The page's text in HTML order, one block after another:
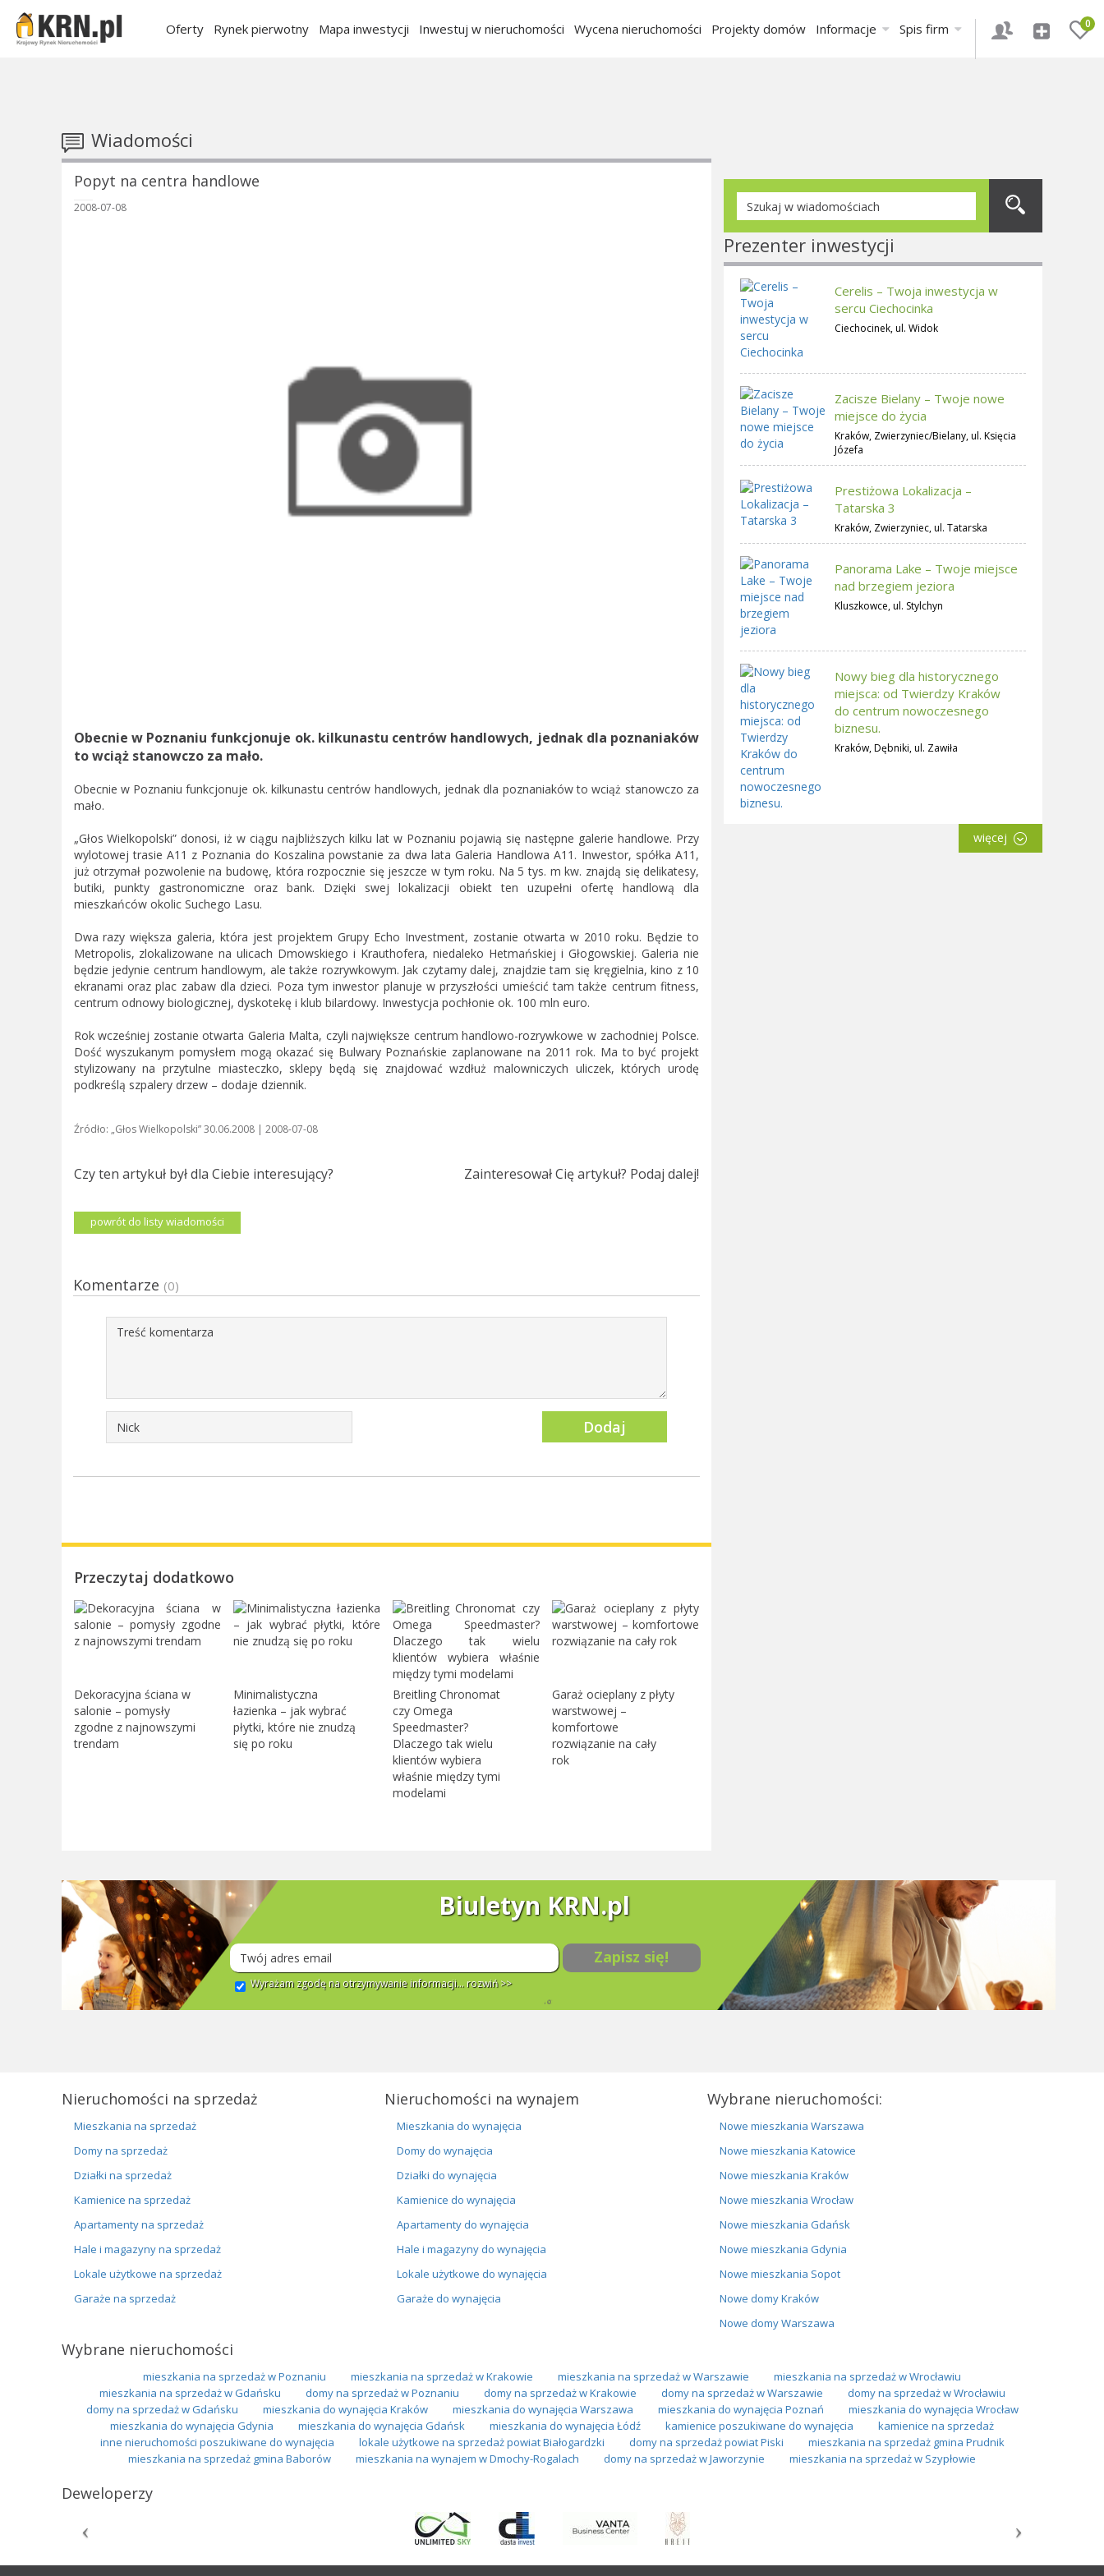
0
Oferty Rynek pierwotny Mapa inwestycji Inwestuj w nieruchomości Wycena nieruchomości Projekty domów Informacje Spis firm
Wiadomości
Popyt na centra handlowe
2008-07-08
Obecnie w Poznaniu funkcjonuje ok. kilkunastu centrów handlowych, jednak dla poznaniaków
to wciąż stanowczo za mało.
Obecnie w Poznaniu funkcjonuje ok. kilkunastu centrów handlowych, jednak dla poznaniaków to wciąż stanowczo za
mało.
„Głos Wielkopolski” donosi, iż w ciągu najbliższych kilku lat w Poznaniu pojawią się następne galerie handlowe. Przy
wylotowej trasie A11 z Poznania do Koszalina powstanie za dwa lata Galeria Handlowa A11. Inwestor, spółka A11,
już otrzymał pozwolenie na budowę, która rozpocznie się jeszcze w tym roku. Na 5 tys. m kw. znajdą się delikatesy,
butiki, punkty gastronomiczne oraz bank. Dzięki swej lokalizacji obiekt ten uzupełni ofertę handlową dla
mieszkańców okolic Suchego Lasu.
Dwa razy większa galeria, która jest projektem Grupy Echo Investment, zostanie otwarta w 2010 roku. Będzie to
Metropolis, zlokalizowane na ulicach Dmowskiego i Krauthofera, niedaleko Hetmańskiej i Głogowskiej. Galeria nie
będzie jedynie centrum handlowym, ale także rozrywkowym. Jak czytamy dalej, znajdzie tam się kręgielnia, kino z 10
ekranami oraz plac zabaw dla dzieci. Poza tym inwestor planuje w przyszłości umieścić tam także centrum fitness,
centrum odnowy biologicznej, dyskotekę i klub bilardowy. Inwestycja pochłonie ok. 100 mln euro.
Rok wcześniej zostanie otwarta Galeria Malta, czyli największe centrum handlowo-rozrywkowe w zachodniej Polsce.
Dość wyszukanym pomysłem mogą okazać się Bulwary Poznańskie zaplanowane na 2011 rok. Ma to być projekt
stylizowany na przytulne miasteczko, sklepy będą się znajdować wzdłuż malowniczych uliczek, których urodę
podkreślą szpalery drzew – dodaje dziennik.
Źródło: „Głos Wielkopolski” 30.06.2008 | 2008-07-08
Czy ten artykuł był dla Ciebie interesujący? Zainteresował Cię artykuł? Podaj dalej!
powrót do listy wiadomości
Komentarze (0)
Dodaj
Przeczytaj dodatkowo
Dekoracyjna ściana w
salonie – pomysły
zgodne z najnowszymi
trendam
Minimalistyczna
łazienka – jak wybrać
płytki, które nie znudzą
się po roku
Breitling Chronomat
czy Omega
Speedmaster?
Dlaczego tak wielu
klientów wybiera
właśnie między tymi
modelami
Garaż ocieplany z płyty
warstwowej –
komfortowe
rozwiązanie na cały
rok
Prezenter inwestycji
Cerelis – Twoja inwestycja w
sercu Ciechocinka
Ciechocinek, ul. Widok
Zacisze Bielany – Twoje nowe
miejsce do życia
Kraków, Zwierzyniec/Bielany, ul. Księcia
Józefa
Prestiżowa Lokalizacja –
Tatarska 3
Kraków, Zwierzyniec, ul. Tatarska
Panorama Lake – Twoje miejsce
nad brzegiem jeziora
Kluszkowce, ul. Stylchyn
Nowy bieg dla historycznego
miejsca: od Twierdzy Kraków
do centrum nowoczesnego
biznesu.
Kraków, Dębniki, ul. Zawiła
więcej
Biuletyn KRN.pl
Zapisz się!
Wyrażam zgodę na otrzymywanie informacji... rozwiń >>
Nieruchomości na sprzedaż
Mieszkania na sprzedaż
Domy na sprzedaż
Działki na sprzedaż
Kamienice na sprzedaż
Apartamenty na sprzedaż
Hale i magazyny na sprzedaż
Lokale użytkowe na sprzedaż
Garaże na sprzedaż
Nieruchomości na wynajem
Mieszkania do wynajęcia
Domy do wynajęcia
Działki do wynajęcia
Kamienice do wynajęcia
Apartamenty do wynajęcia
Hale i magazyny do wynajęcia
Lokale użytkowe do wynajęcia
Garaże do wynajęcia
Wybrane nieruchomości:
Nowe mieszkania Warszawa
Nowe mieszkania Katowice
Nowe mieszkania Kraków
Nowe mieszkania Wrocław
Nowe mieszkania Gdańsk
Nowe mieszkania Gdynia
Nowe mieszkania Sopot
Nowe domy Kraków
Nowe domy Warszawa
Wybrane nieruchomości
mieszkania na sprzedaż w Poznaniu mieszkania na sprzedaż w Krakowie mieszkania na sprzedaż w Warszawie
mieszkania na sprzedaż w Wrocławiu
mieszkania na sprzedaż w Gdańsku
domy na sprzedaż w Poznaniu domy na sprzedaż w Krakowie domy na sprzedaż w Warszawie
domy na sprzedaż w Wrocławiu
domy na sprzedaż w Gdańsku
mieszkania do wynajęcia Kraków mieszkania do wynajęcia Warszawa mieszkania do wynajęcia Poznań
mieszkania do wynajęcia Wrocław
mieszkania do wynajęcia Gdynia
mieszkania do wynajęcia Gdańsk mieszkania do wynajęcia Łódź kamienice poszukiwane do wynajęcia
kamienice na sprzedaż
inne nieruchomości poszukiwane do wynajęcia
lokale użytkowe na sprzedaż powiat Białogardzki domy na sprzedaż powiat Piski
mieszkania na sprzedaż gmina Prudnik
mieszkania na sprzedaż gmina Baborów
mieszkania na wynajem w Dmochy-Rogalach domy na sprzedaż w Jaworzynie mieszkania na sprzedaż w Szypłowie
Deweloperzy